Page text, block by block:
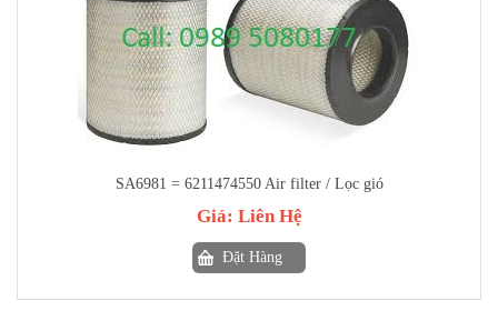
SA6981 = 6211474550 Air filter / Lọc gió
Giá: Liên Hệ
Đặt Hàng